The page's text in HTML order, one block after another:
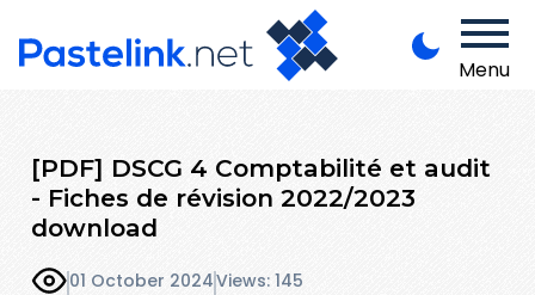
Menu
[PDF] DSCG 4 Comptabilité et audit
- Fiches de révision 2022/2023
download
01 October 2024Views: 145